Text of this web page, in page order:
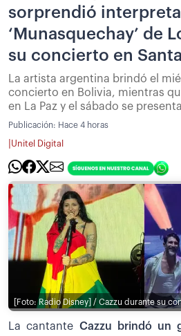
sorprendió
‘Munasquechay’ de
su concierto en
La artista argentina brindó el
concierto en Bolivia, mientras
en La Paz y el sábado se
Publicación: Hace 4 horas
Unitel Digital
[Foto: Radio Disney] / Cazzu durante su
La cantante Cazzu brindó un